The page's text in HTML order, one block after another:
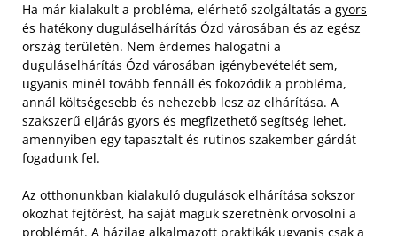
Ha már kialakult a probléma, elérhető szolgáltatás a gyors
és hatékony duguláselhárítás Ózd városában és az egész
ország területén. Nem érdemes halogatni a
duguláselhárítás Ózd városában igénybevételét sem,
ugyanis minél tovább fennáll és fokozódik a probléma,
annál költségesebb és nehezebb lesz az elhárítása. A
szakszerű eljárás gyors és megfizethető segítség lehet,
amennyiben egy tapasztalt és rutinos szakember gárdát
fogadunk fel.
Az otthonunkban kialakuló dugulások elhárítása sokszor
okozhat fejtörést, ha saját maguk szeretnénk orvosolni a
problémát. A házilag alkalmazott praktikák ugyanis csak a